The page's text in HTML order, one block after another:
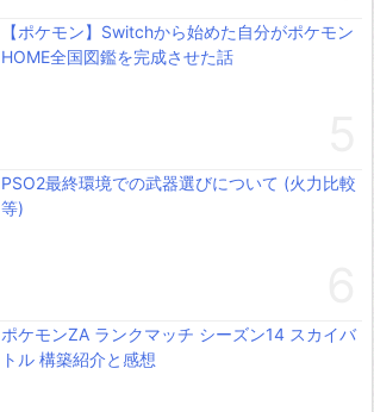
【ポケモン】Switchから始めた自分がポケモン
HOME全国図鑑を完成させた話
PSO2最終環境での武器選びについて (火力比較
等)
ポケモンZA ランクマッチ シーズン14 スカイバ
トル 構築紹介と感想